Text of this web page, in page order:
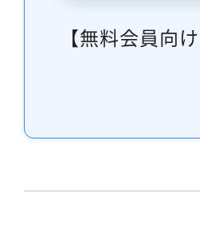
【無料会員向